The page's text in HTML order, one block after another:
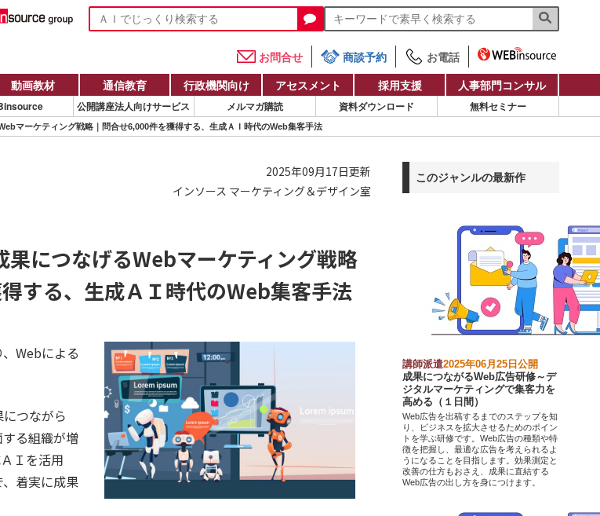
お問合せ 商談予約
お電話
動画教材 通信教育 行政機関向け アセスメント 採用支援 人事部門コンサル
公開講座法人向けサービス メルマガ購読 資料ダウンロード 無料セミナー
マーケティング戦略｜問合せ6,000件を獲得する、生成ＡＩ時代のWeb集客手法
2025年09月17日更新
インソース マーケティング＆デザイン室
果につなげるWebマーケティング戦略
する、生成ＡＩ時代のWeb集客手法
Webによる
つながら
る組織が増
Ｉを活用
着実に成果
このジャンルの最新作
講師派遣2025年06月25日公開
成果につながるWeb広告研修～デ
ジタルマーケティングで集客力を
高める（１日間）
Web広告を出稿するまでのステップを知
り、ビジネスを拡大させるためのポイン
トを学ぶ研修です。Web広告の種類や特
徴を把握し、最適な広告を考えられるよ
うになることを目指します。効果測定と
改善の仕方もおさえ、成果に直結する
Web広告の出し方を身につけます。